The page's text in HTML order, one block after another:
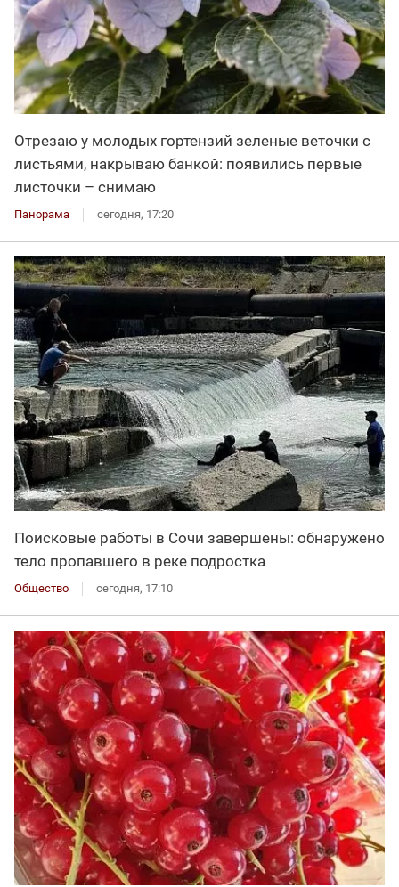
Отрезаю у молодых гортензий зеленые веточки с
листьями, накрываю банкой: появились первые
листочки – снимаю
Панорама сегодня, 17:20
Поисковые работы в Сочи завершены: обнаружено
тело пропавшего в реке подростка
Общество сегодня, 17:10